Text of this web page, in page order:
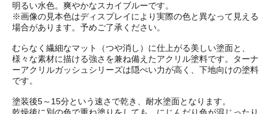
明るい水色。爽やかなスカイブルーです。
※画像の見本色はディスプレイにより実際の色と異なって見える
場合があります。予めご了承ください。
むらなく繊細なマット（つや消し）に仕上がる美しい塗面と、
様々な素材に描ける強さを兼ね備えたアクリル塗料です。ターナ
ーアクリルガッシュシリーズは隠ぺい力が高く、下地向けの塗料
です。
塗装後5～15分という速さで乾き、耐水塗面となります。